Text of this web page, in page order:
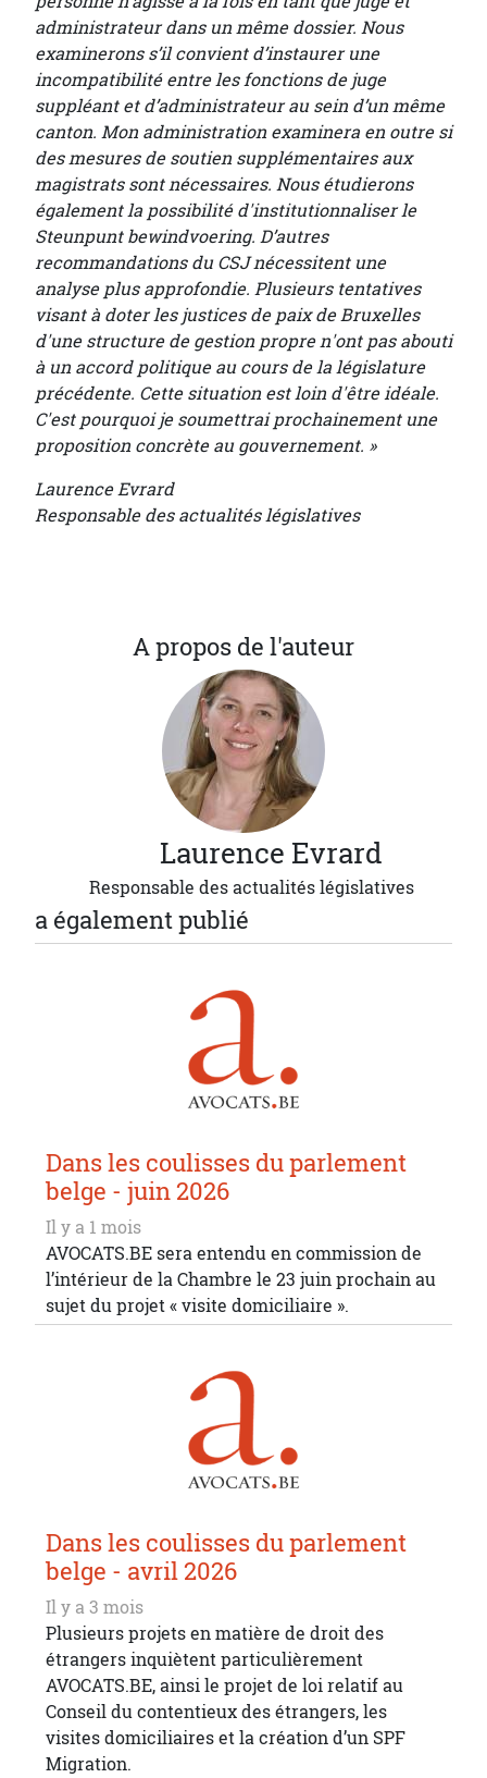
administrateur dans un même dossier. Nous
examinerons s’il convient d’instaurer une
incompatibilité entre les fonctions de juge
suppléant et d’administrateur au sein d’un même
canton. Mon administration examinera en outre si
des mesures de soutien supplémentaires aux
magistrats sont nécessaires. Nous étudierons
également la possibilité d'institutionnaliser le
Steunpunt bewindvoering. D’autres
recommandations du CSJ nécessitent une
analyse plus approfondie. Plusieurs tentatives
visant à doter les justices de paix de Bruxelles
d'une structure de gestion propre n'ont pas abouti
à un accord politique au cours de la législature
précédente. Cette situation est loin d'être idéale.
C'est pourquoi je soumettrai prochainement une
proposition concrète au gouvernement. »
Laurence Evrard
Responsable des actualités législatives
A propos de l'auteur
Laurence Evrard
Responsable des actualités législatives
a également publié
Dans les coulisses du parlement
belge - juin 2026
Il y a 1 mois
AVOCATS.BE sera entendu en commission de
l’intérieur de la Chambre le 23 juin prochain au
sujet du projet « visite domiciliaire ».
Dans les coulisses du parlement
belge - avril 2026
Il y a 3 mois
Plusieurs projets en matière de droit des
étrangers inquiètent particulièrement
AVOCATS.BE, ainsi le projet de loi relatif au
Conseil du contentieux des étrangers, les
visites domiciliaires et la création d’un SPF
Migration.